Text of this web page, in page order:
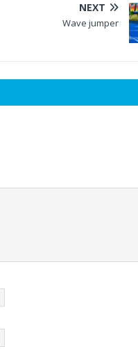
NEXT
Wave jumper